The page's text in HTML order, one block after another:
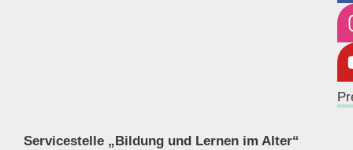
Servicestelle „Bildung und Lernen im Alter“